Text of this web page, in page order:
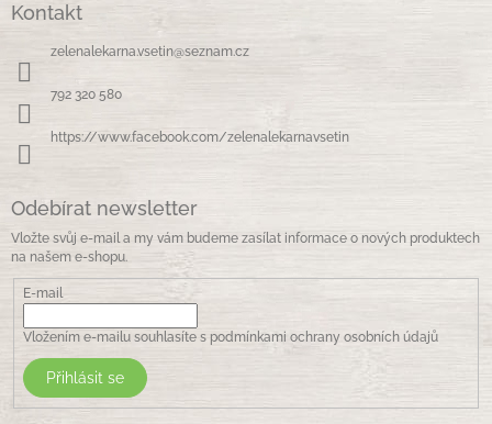
Kontakt
zelenalekarna.vsetin@seznam.cz
792 320 580
https://www.facebook.com/zelenalekarnavsetin
Odebírat newsletter
Vložte svůj e-mail a my vám budeme zasílat informace o nových produktech
na našem e-shopu.
E-mail
Vložením e-mailu souhlasíte s podmínkami ochrany osobních údajů
Přihlásit se